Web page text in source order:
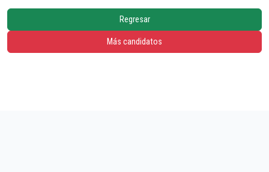
Regresar
Más candidatos